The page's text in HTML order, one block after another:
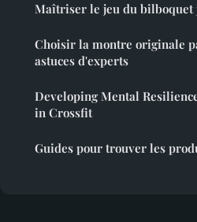
Maîtriser le jeu du bilboquet
Choisir la montre originale
astuces d'experts
Developing Mental
in Crossfit
Guides pour trouver les